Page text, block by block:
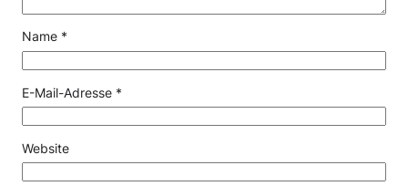
Name *
E-Mail-Adresse *
Website